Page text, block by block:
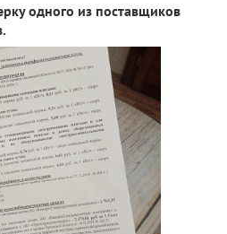
одного из поставщиков